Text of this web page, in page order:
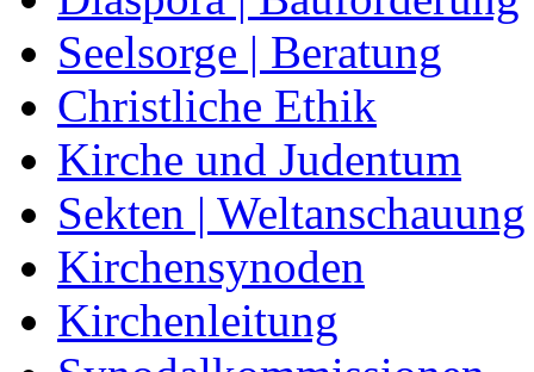
Seelsorge | Beratung
Christliche Ethik
Kirche und Judentum
Sekten | Weltanschauung
Kirchensynoden
Kirchenleitung